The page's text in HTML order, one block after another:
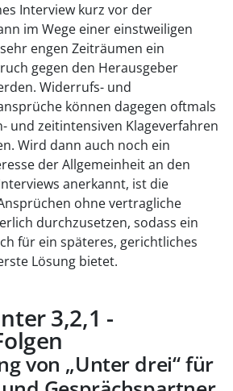
Interview kurz vor der
im Wege einer einstweiligen
engen Zeiträumen ein
gegen den Herausgeber
Widerrufs- und
können dagegen oftmals
und zeitintensiven Klageverfahren
Wird dann auch noch ein
der Allgemeinheit an den
anerkannt, ist die
ohne vertragliche
durchzusetzen, sodass ein
für ein späteres, gerichtliches
Lösung bietet.
3,2,1 -
von „Unter drei“ für